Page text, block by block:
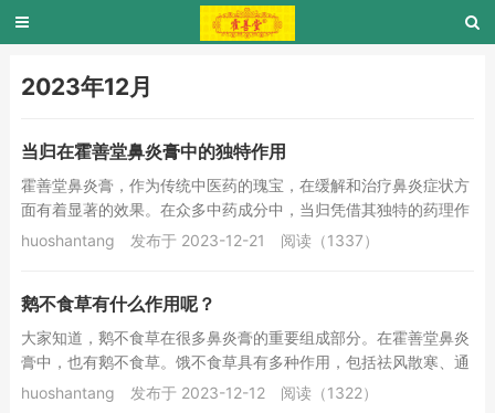
2023年12月
当归在霍善堂鼻炎膏中的独特作用
霍善堂鼻炎膏，作为传统中医药的瑰宝，在缓解和治疗鼻炎症状方
面有着显著的效果。在众多中药成分中，当归凭借其独特的药理作
用和广泛的药用价值，在霍善堂鼻炎膏中发挥着不...
huoshantang 发布于 2023-12-21 阅读（1337）
鹅不食草有什么作用呢？
大家知道，鹅不食草在很多鼻炎膏的重要组成部分。在霍善堂鼻炎
膏中，也有鹅不食草。饿不食草具有多种作用，包括祛风散寒、通
窍止痛、活血化瘀等。在中医药学中，饿不食草被...
huoshantang 发布于 2023-12-12 阅读（1322）